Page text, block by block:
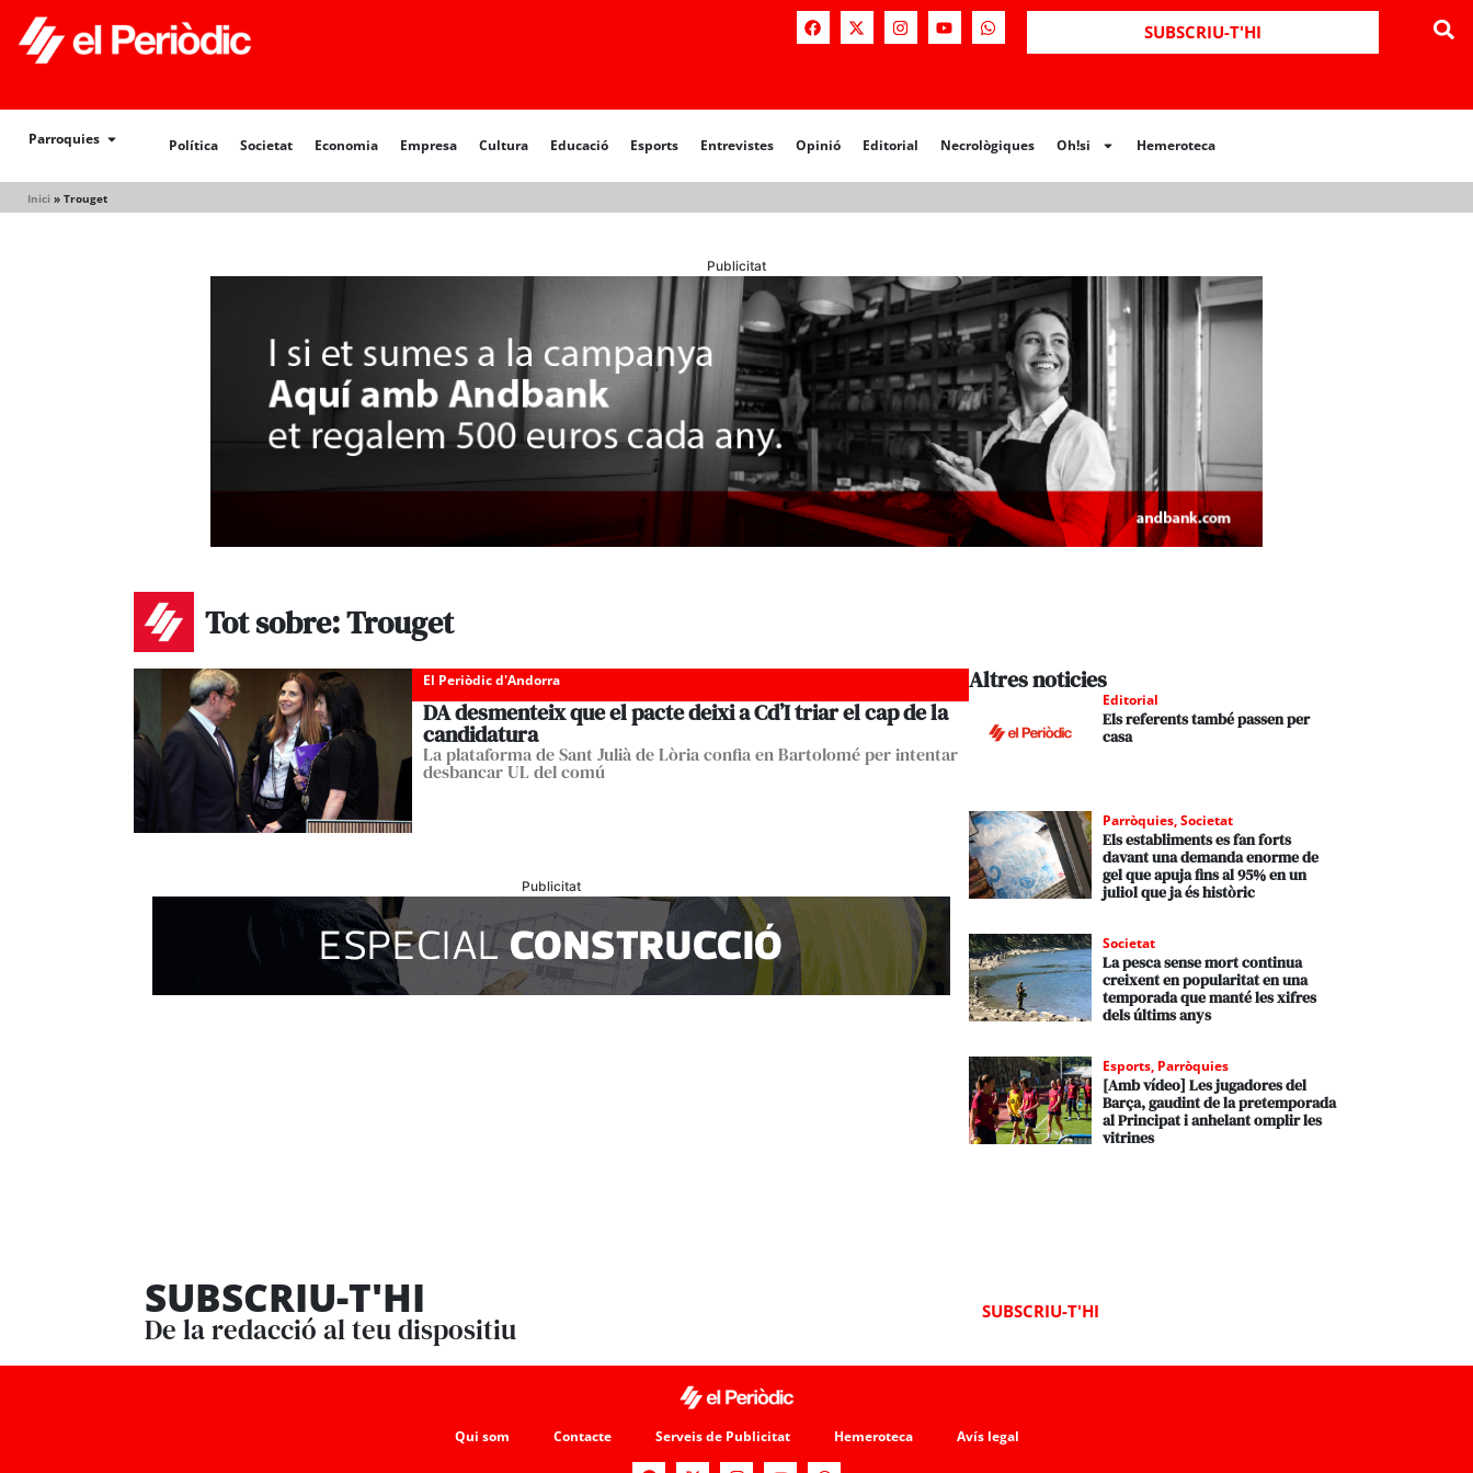
SUBSCRIU-T'HI
Parroquies Política Societat Economia Empresa Cultura Educació Esports Entrevistes Opinió Editorial Necrològiques Oh!si Hemeroteca
Inici » Trouget
Política Societat Opinió Editorial Necrològiques Hemeroteca
Publicitat
Tot sobre: Trouget
El Periòdic d'Andorra
DA desmenteix que el pacte deixi a Cd’I triar el cap de la
candidatura
La plataforma de Sant Julià de Lòria confia en Bartolomé per intentar
desbancar UL del comú
Publicitat
Altres noticies
Editorial
Els referents també passen per
casa
Parròquies,Societat
Els establiments es fan forts
davant una demanda enorme de
gel que apuja fins al 95% en un
juliol que ja és històric
Societat
La pesca sense mort continua
creixent en popularitat en una
temporada que manté les xifres
dels últims anys
Esports, Parròquies
[Amb vídeo] Les jugadores del
Barça, gaudint de la pretemporada
al Principat i anhelant omplir les
vitrines
SUBSCRIU-T'HI
De la redacció al teu dispositiu
SUBSCRIU-T'HI
Qui som Contacte Serveis de Publicitat Hemeroteca Avís legal